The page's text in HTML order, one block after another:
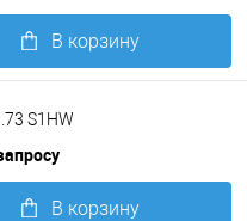
В корзину
S1HW
В корзину